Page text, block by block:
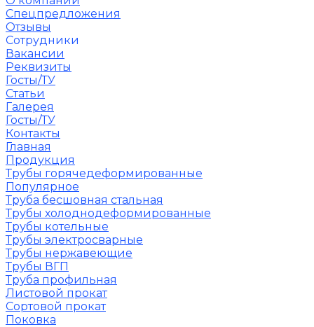
Спецпредложения
Отзывы
Сотрудники
Вакансии
Реквизиты
Госты/ТУ
Статьи
Галерея
Госты/ТУ
Контакты
Главная
Продукция
Трубы горячедеформированные
Популярное
Труба бесшовная стальная
Трубы холоднодеформированные
Трубы котельные
Трубы электросварные
Трубы нержавеющие
Трубы ВГП
Труба профильная
Листовой прокат
Сортовой прокат
Поковка